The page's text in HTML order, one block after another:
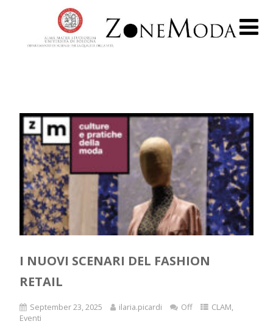
I NUOVI SCENARI DEL FASHION
RETAIL
September 23, 2025 ilaria.picardi Off CLAM,
Eventi